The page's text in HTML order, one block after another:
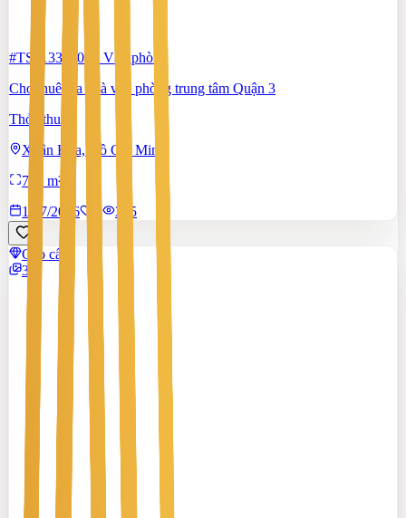
#TS51338806
Văn phòng
Cho thuê tòa nhà văn phòng trung tâm Quận 3
Thỏa thuận
Xuân Hòa, Hồ Chí Minh
795 m²
17/7/2026
| 395
Cao cấp
3